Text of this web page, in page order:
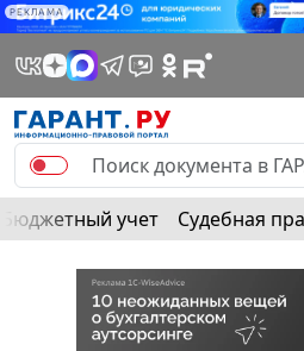
РЕКЛАМА
Бюджетный учет Судебная